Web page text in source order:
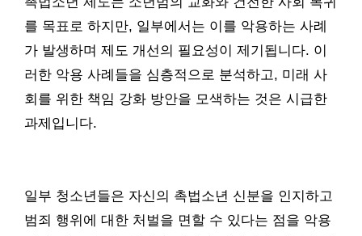
를 목표로 하지만, 일부에서는 이를 악용하는 사례
가 발생하며 제도 개선의 필요성이 제기됩니다. 이
러한 악용 사례들을 심층적으로 분석하고, 미래 사
회를 위한 책임 강화 방안을 모색하는 것은 시급한
과제입니다.
일부 청소년들은 자신의 촉법소년 신분을 인지하고
범죄 행위에 대한 처벌을 면할 수 있다는 점을 악용